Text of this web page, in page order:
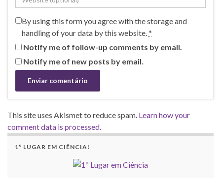
By using this form you agree with the storage and
handling of your data by this website.*
Notify me of follow-up comments by email.
Notify me of new posts by email.
This site uses Akismet to reduce spam. Learn how your
comment data is processed.
1º LUGAR EM CIÊNCIA!